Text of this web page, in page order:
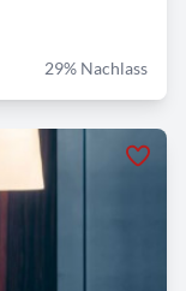
29% Nachlass